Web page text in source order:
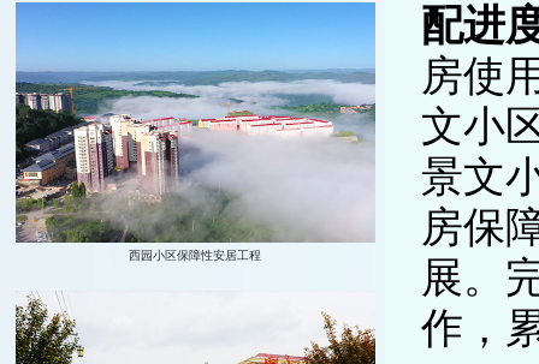
配进
房使
文小
景文
房保
展。
作，